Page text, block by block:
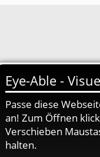
UNSER VEREIN
Artikel
Vorstand
Geschäftsstelle